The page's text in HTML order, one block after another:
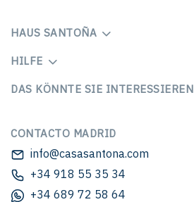
HAUS SANTOÑA
HILFE
DAS KÖNNTE SIE INTERESSIEREN
CONTACTO MADRID
info@casasantona.com
+34 918 55 35 34
+34 689 72 58 64